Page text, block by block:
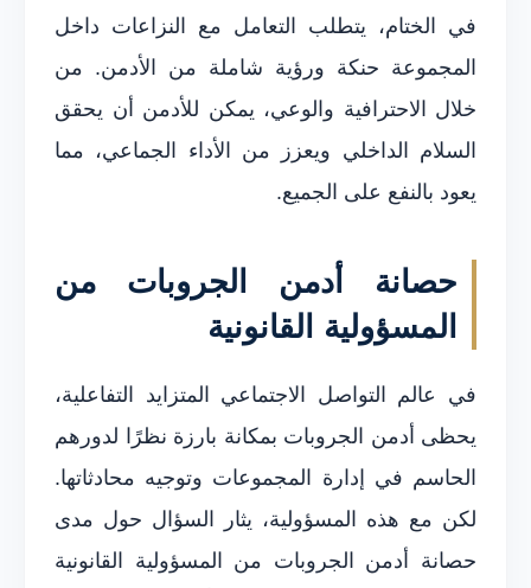
في الختام، يتطلب التعامل مع النزاعات داخل
المجموعة حنكة ورؤية شاملة من الأدمن. من
خلال الاحترافية والوعي، يمكن للأدمن أن يحقق
السلام الداخلي ويعزز من الأداء الجماعي، مما
يعود بالنفع على الجميع.
حصانة أدمن الجروبات من
المسؤولية القانونية
في عالم التواصل الاجتماعي المتزايد التفاعلية،
يحظى أدمن الجروبات بمكانة بارزة نظرًا لدورهم
الحاسم في إدارة المجموعات وتوجيه محادثاتها.
لكن مع هذه المسؤولية، يثار السؤال حول مدى
حصانة أدمن الجروبات من المسؤولية القانونية